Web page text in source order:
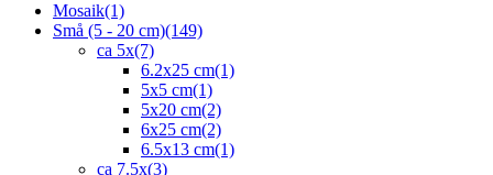
Mosaik(1)
Små (5 - 20 cm)(149)
ca 5x(7)
6.2x25 cm(1)
5x5 cm(1)
5x20 cm(2)
6x25 cm(2)
6.5x13 cm(1)
ca 7.5x(3)